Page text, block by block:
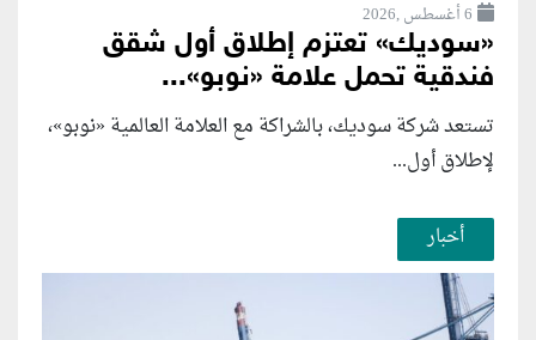
6 أغسطس ,2026
«سوديك» تعتزم إطلاق أول شقق
فندقية تحمل علامة «نوبو»...
تستعد شركة سوديك، بالشراكة مع العلامة العالمية «نوبو»،
لإطلاق أول...
أخبار